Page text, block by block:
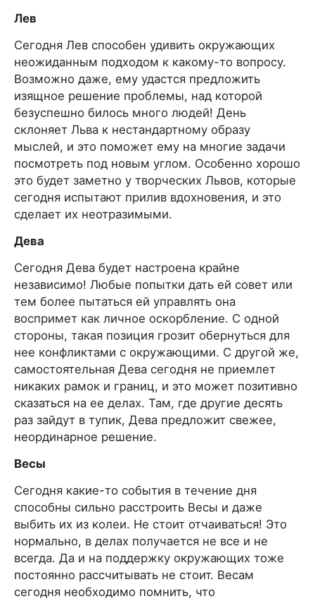
Лев
Сегодня Лев способен удивить окружающих
неожиданным подходом к какому-то вопросу.
Возможно даже, ему удастся предложить
изящное решение проблемы, над которой
безуспешно билось много людей! День
склоняет Льва к нестандартному образу
мыслей, и это поможет ему на многие задачи
посмотреть под новым углом. Особенно хорошо
это будет заметно у творческих Львов, которые
сегодня испытают прилив вдохновения, и это
сделает их неотразимыми.
Дева
Сегодня Дева будет настроена крайне
независимо! Любые попытки дать ей совет или
тем более пытаться ей управлять она
воспримет как личное оскорбление. С одной
стороны, такая позиция грозит обернуться для
нее конфликтами с окружающими. С другой же,
самостоятельная Дева сегодня не приемлет
никаких рамок и границ, и это может позитивно
сказаться на ее делах. Там, где другие десять
раз зайдут в тупик, Дева предложит свежее,
неординарное решение.
Весы
Сегодня какие-то события в течение дня
способны сильно расстроить Весы и даже
выбить их из колеи. Не стоит отчаиваться! Это
нормально, в делах получается не все и не
всегда. Да и на поддержку окружающих тоже
постоянно рассчитывать не стоит. Весам
сегодня необходимо помнить, что